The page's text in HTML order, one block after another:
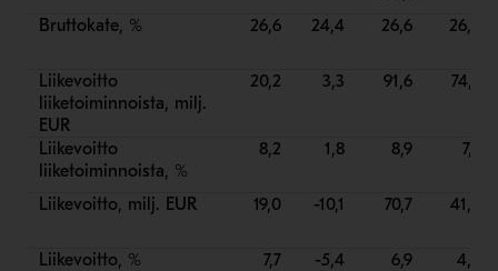
Bruttokate, % 26,6 24,4 26,6 26,2
Liikevoitto
liiketoiminnoista, milj.
EUR
20,2 3,3 91,6 74,7
Liikevoitto
liiketoiminnoista, %
8,2 1,8 8,9 7,7
Liikevoitto, milj. EUR 19,0 -10,1 70,7 41,6
Liikevoitto, % 7,7 -5,4 6,9 4,3